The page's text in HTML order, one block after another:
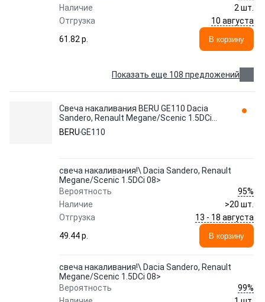
Наличие
2 шт.
Отгрузка
10 августа
61.82 p.
В корзину
Показать еще 108 предложений
Свеча накаливания BERU GE110 Dacia
Sandero, Renault Megane/Scenic 1.5DCi
08>
BERUGE110
свеча накаливания!\ Dacia Sandero, Renault
Megane/Scenic 1.5DCi 08>
Вероятность
95%
Наличие
>20 шт.
Отгрузка
13 - 18 августа
49.44 p.
В корзину
свеча накаливания!\ Dacia Sandero, Renault
Megane/Scenic 1.5DCi 08>
Вероятность
99%